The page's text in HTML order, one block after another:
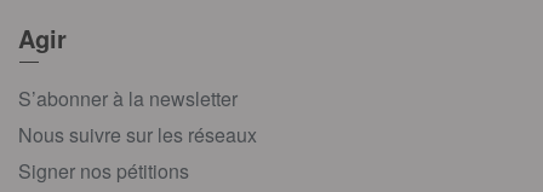
Agir
S’abonner à la newsletter
Nous suivre sur les réseaux
Signer nos pétitions